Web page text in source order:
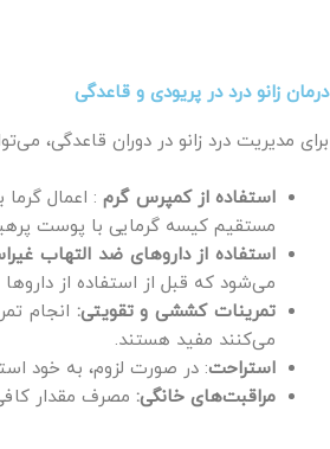
درمان زانو درد در پریودی و قاعدگی
برای مدیریت درد زانو در دوران قاعدگی،
استفاده از کمپرس گرم: اعمال
مستقیم کیسه گرمایی با پوست
استفاده از داروهای ضد التهاب
می‌شود که قبل از استفاده از
تمرینات کششی و تقویتی: انجام
می‌کنند مفید هستند.
استراحت: در صورت لزوم، به خود
مراقبت‌های خانگی: مصرف مقدار